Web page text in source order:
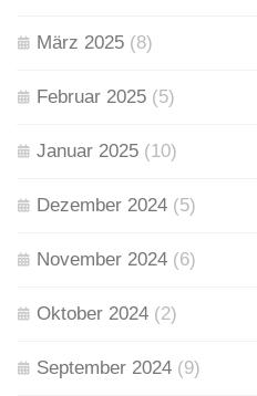
März 2025 (8)
Februar 2025 (5)
Januar 2025 (10)
Dezember 2024 (5)
November 2024 (6)
Oktober 2024 (2)
September 2024 (9)